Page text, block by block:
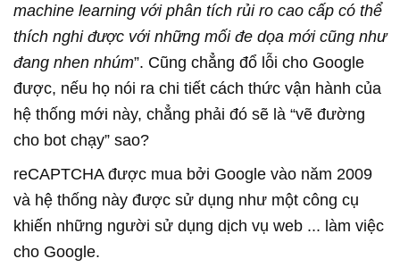
machine learning với phân tích rủi ro cao cấp có thể
thích nghi được với những mối đe dọa mới cũng như
đang nhen nhúm”. Cũng chẳng đổ lỗi cho Google
được, nếu họ nói ra chi tiết cách thức vận hành của
hệ thống mới này, chẳng phải đó sẽ là “vẽ đường
cho bot chạy” sao?
reCAPTCHA được mua bởi Google vào năm 2009
và hệ thống này được sử dụng như một công cụ
khiến những người sử dụng dịch vụ web ... làm việc
cho Google.